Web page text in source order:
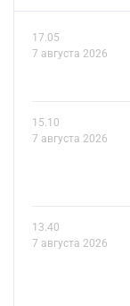
17.05
7 августа 2026
15.10
7 августа 2026
13.40
7 августа 2026